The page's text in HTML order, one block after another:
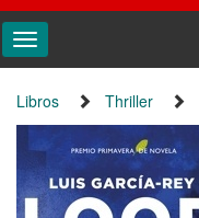
Libros Thriller